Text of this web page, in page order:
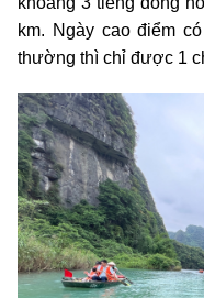
km. Ngày cao điểm
thường thì chỉ được 1